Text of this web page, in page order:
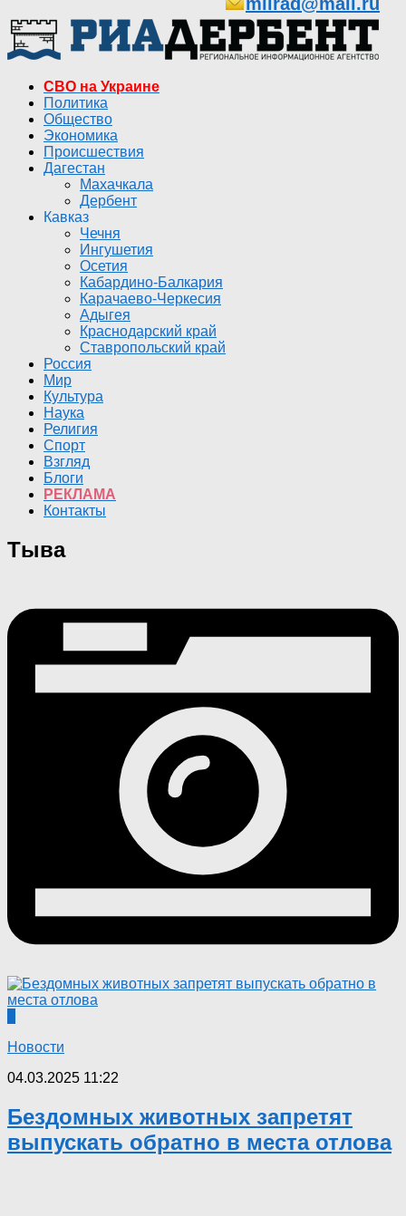
СВО на Украине
Политика
Общество
Экономика
Происшествия
Дагестан
Махачкала
Дербент
Кавказ
Чечня
Ингушетия
Осетия
Кабардино-Балкария
Карачаево-Черкесия
Адыгея
Краснодарский край
Ставропольский край
Россия
Мир
Культура
Наука
Религия
Спорт
Взгляд
Блоги
РЕКЛАМА
Контакты
Тыва
Новости
04.03.2025 11:22
Бездомных животных запретят
выпускать обратно в места отлова